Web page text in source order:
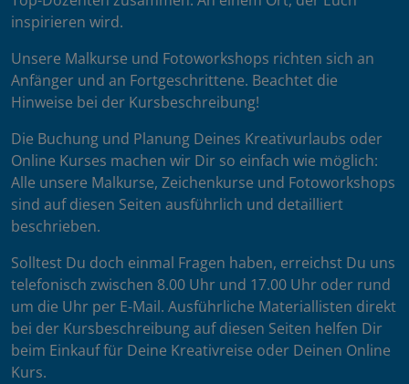
inspirieren wird.
Unsere Malkurse und Fotoworkshops richten sich an
Anfänger und an Fortgeschrittene. Beachtet die
Hinweise bei der Kursbeschreibung!
Die Buchung und Planung Deines Kreativurlaubs oder
Online Kurses machen wir Dir so einfach wie möglich:
Alle unsere Malkurse, Zeichenkurse und Fotoworkshops
sind auf diesen Seiten ausführlich und detailliert
beschrieben.
Solltest Du doch einmal Fragen haben, erreichst Du uns
telefonisch zwischen 8.00 Uhr und 17.00 Uhr oder rund
um die Uhr per E-Mail. Ausführliche Materiallisten direkt
bei der Kursbeschreibung auf diesen Seiten helfen Dir
beim Einkauf für Deine Kreativreise oder Deinen Online
Kurs.